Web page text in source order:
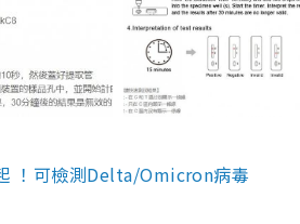
！可檢測Delta/Omicron病毒